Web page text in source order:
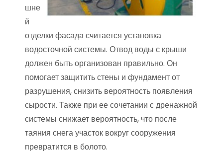
шне
й
отделки фасада считается установка
водосточной системы. Отвод воды с крыши
должен быть организован правильно. Он
помогает защитить стены и фундамент от
разрушения, снизить вероятность появления
сырости. Также при ее сочетании с дренажной
системы снижает вероятность, что после
таяния снега участок вокруг сооружения
превратится в болото.